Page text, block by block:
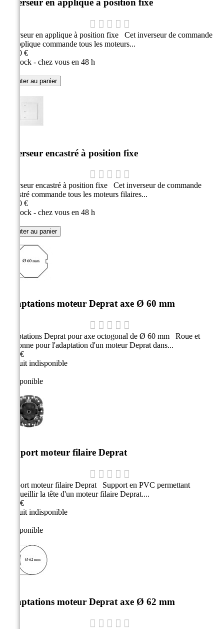
Inverseur en applique à position fixe
Inverseur en applique à position fixe Cet inverseur de commande
en applique commande tous les moteurs...
11,00 €
En stock - chez vous en 48 h
Ajouter au panier
Inverseur encastré à position fixe
Inverseur encastré à position fixe Cet inverseur de commande
encastré commande tous les moteurs filaires...
20,00 €
En stock - chez vous en 48 h
Ajouter au panier
Adaptations moteur Deprat axe Ø 60 mm
Adaptations Deprat pour axe octogonal de Ø 60 mm Roue et
couronne pour l'adaptation d'un moteur Deprat dans...
2,90 €
Produit indisponible
Indisponible
Support moteur filaire Deprat
Support moteur filaire Deprat Support en PVC permettant
d'accueillir la tête d'un moteur filaire Deprat....
2,80 €
Produit indisponible
Indisponible
Adaptations moteur Deprat axe Ø 62 mm